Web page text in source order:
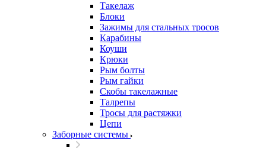
Такелаж
Блоки
Зажимы для стальных тросов
Карабины
Коуши
Крюки
Рым болты
Рым гайки
Скобы такелажные
Талрепы
Тросы для растяжки
Цепи
Заборные системы